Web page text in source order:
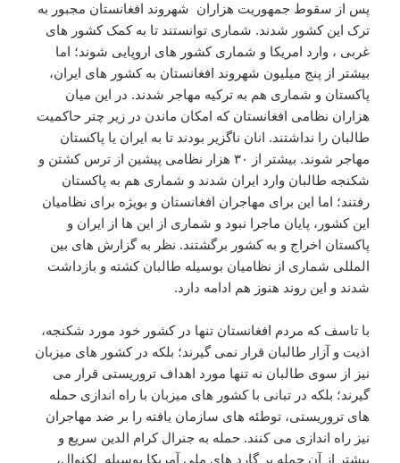
پس از سقوط جمهوریت هزاران شهروند افغانستان مجبور به
ترک این کشور شدند. شماری توانستند تا به کمک کشور های
غربی ، وارد امریکا و شماری کشور های اروپایی شوند؛ اما
بیشتر از پنج میلیون شهروند افغانستان به کشور های ایران،
پاکستان و شماری هم به ترکیه مهاجر شدند. در این میان
هزاران نظامی افغانستان که امکان ماندن در زیر چتر حاکمیت
طالبان را نداشتند. انان ناگزیر بودند تا به ایران یا پاکستان
مهاجر شوند. بیشتر از ۳۰ هزار نظامی پیشین از ترس کشتن و
شکنجه طالبان وارد ایران شدند و شماری هم به پاکستان
رفتند؛ اما این برای مهاجران افغانستان و بویژه برای نظامیان
این کشور، پایان ماجرا نبود و شماری از این ها از ایران و
پاکستان اخراج و به کشور برگشتند. نظر به گزارش های بین
المللی شماری از نظامیان بوسیله طالبان کشته و بازداشت
شدند و این روند هنوز هم ادامه دارد.
با تاسف که مردم افغانستان تنها در کشور خود مورد شکنجه،
اذیت و آزار طالبان قرار نمی گیرند؛ بلکه در کشور های میزبان
نیز از سوی طالبان نه تنها مورد اهداف تروریستی قرار می
گیرند؛ بلکه در تبانی با کشور های میزبان با راه اندازی حمله
های تروریستی، توطئه های سازمان یافته را بر ضد مهاجران
نیز راه اندازی می کنند. حمله به جنرال کرام الدین سریع و
پیشتر از آن حمله بر گارد های ملی آمریکا بوسیله لکنوال،